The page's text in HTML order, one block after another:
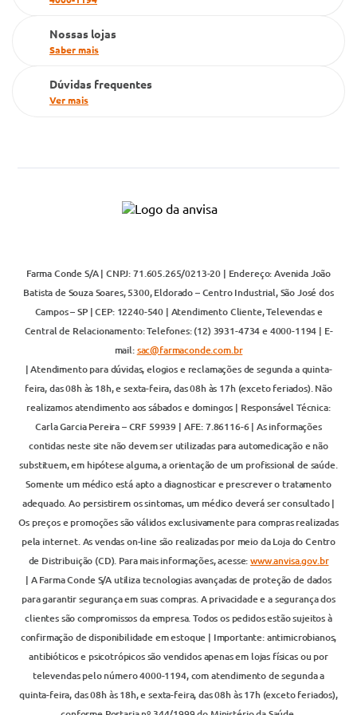
Televendas
Nossas lojas
Saber mais
Dúvidas frequentes
Ver mais
Farma Conde S/A | CNPJ: 71.605.265/0213-20 | Endereço: Avenida João
Batista de Souza Soares, 5300, Eldorado – Centro Industrial, São José dos
Campos – SP | CEP: 12240-540 | Atendimento Cliente, Televendas e
Central de Relacionamento: Telefones: (12) 3931-4734 e 4000-1194 | E-
mail:sac@farmaconde.com.br
| Atendimento para dúvidas, elogios e reclamações de segunda a quinta-
feira, das 08h às 18h, e sexta-feira, das 08h às 17h (exceto feriados). Não
realizamos atendimento aos sábados e domingos | Responsável Técnica:
Carla Garcia Pereira – CRF 59939 | AFE: 7.86116-6 | As informações
contidas neste site não devem ser utilizadas para automedicação e não
substituem, em hipótese alguma, a orientação de um profissional de saúde.
Somente um médico está apto a diagnosticar e prescrever o tratamento
adequado. Ao persistirem os sintomas, um médico deverá ser consultado |
Os preços e promoções são válidos exclusivamente para compras realizadas
pela internet. As vendas on-line são realizadas por meio da Loja do Centro
de Distribuição (CD). Para mais informações, acesse:www.anvisa.gov.br
| A Farma Conde S/A utiliza tecnologias avançadas de proteção de dados
para garantir segurança em suas compras. A privacidade e a segurança dos
clientes são compromissos da empresa. Todos os pedidos estão sujeitos à
confirmação de disponibilidade em estoque | Importante: antimicrobianos,
antibióticos e psicotrópicos são vendidos apenas em lojas físicas ou por
televendas pelo número 4000-1194, com atendimento de segunda a
quinta-feira, das 08h às 18h, e sexta-feira, das 08h às 17h (exceto feriados),